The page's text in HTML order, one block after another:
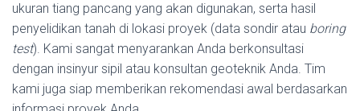
ukuran tiang pancang yang akan digunakan, serta hasil
penyelidikan tanah di lokasi proyek (data sondir atau boring
test). Kami sangat menyarankan Anda berkonsultasi
dengan insinyur sipil atau konsultan geoteknik Anda. Tim
kami juga siap memberikan rekomendasi awal berdasarkan